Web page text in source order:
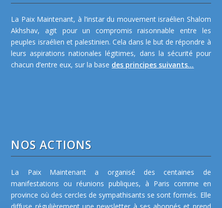
La Paix Maintenant, à l’instar du mouvement israélien Shalom
Akhshav, agit pour un compromis raisonnable entre les
peuples israélien et palestinien. Cela dans le but de répondre à
leurs aspirations nationales légitimes, dans la sécurité pour
chacun d’entre eux, sur la base des principes suivants...
NOS ACTIONS
La Paix Maintenant a organisé des centaines de
manifestations ou réunions publiques, à Paris comme en
province où des cercles de sympathisants se sont formés. Elle